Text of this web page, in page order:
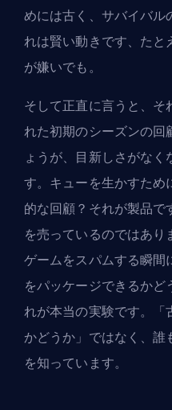
めには古く、サバイバル
れは賢い動きです、たと
が嫌いでも。
そして正直に言うと、そ
れた初期のシーズンの回
ょうが、目新しさがなく
す。キューを生かすため
的な回顧？それが製品
を売っているのではあ
ゲームをスパムする瞬
をパッケージできるか
れが本当の実験です。
かどうか」ではなく、誰
を知っています。